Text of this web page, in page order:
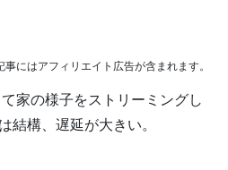
事にはアフィリエイト広告が含まれます。
家の様子をストリーミングし
結構、遅延が大きい。